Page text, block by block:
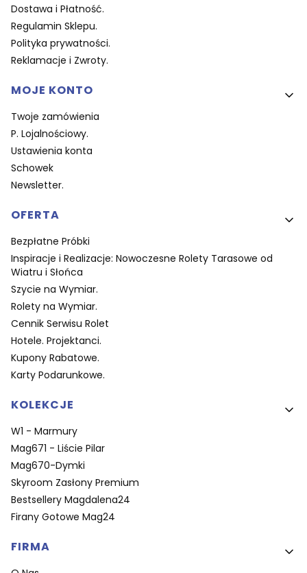
Dostawa i Płatność.
Regulamin Sklepu.
Polityka prywatności.
Reklamacje i Zwroty.
MOJE KONTO
Twoje zamówienia
P. Lojalnościowy.
Ustawienia konta
Schowek
Newsletter.
OFERTA
Bezpłatne Próbki
Inspiracje i Realizacje: Nowoczesne Rolety Tarasowe od
Wiatru i Słońca
Szycie na Wymiar.
Rolety na Wymiar.
Cennik Serwisu Rolet
Hotele. Projektanci.
Kupony Rabatowe.
Karty Podarunkowe.
KOLEKCJE
W1 - Marmury
Mag671 - Liście Pilar
Mag670-Dymki
Skyroom Zasłony Premium
Bestsellery Magdalena24
Firany Gotowe Mag24
FIRMA